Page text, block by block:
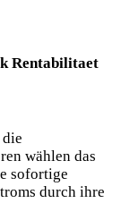
Rentabilitaet
wählen das
sofortige
durch ihre